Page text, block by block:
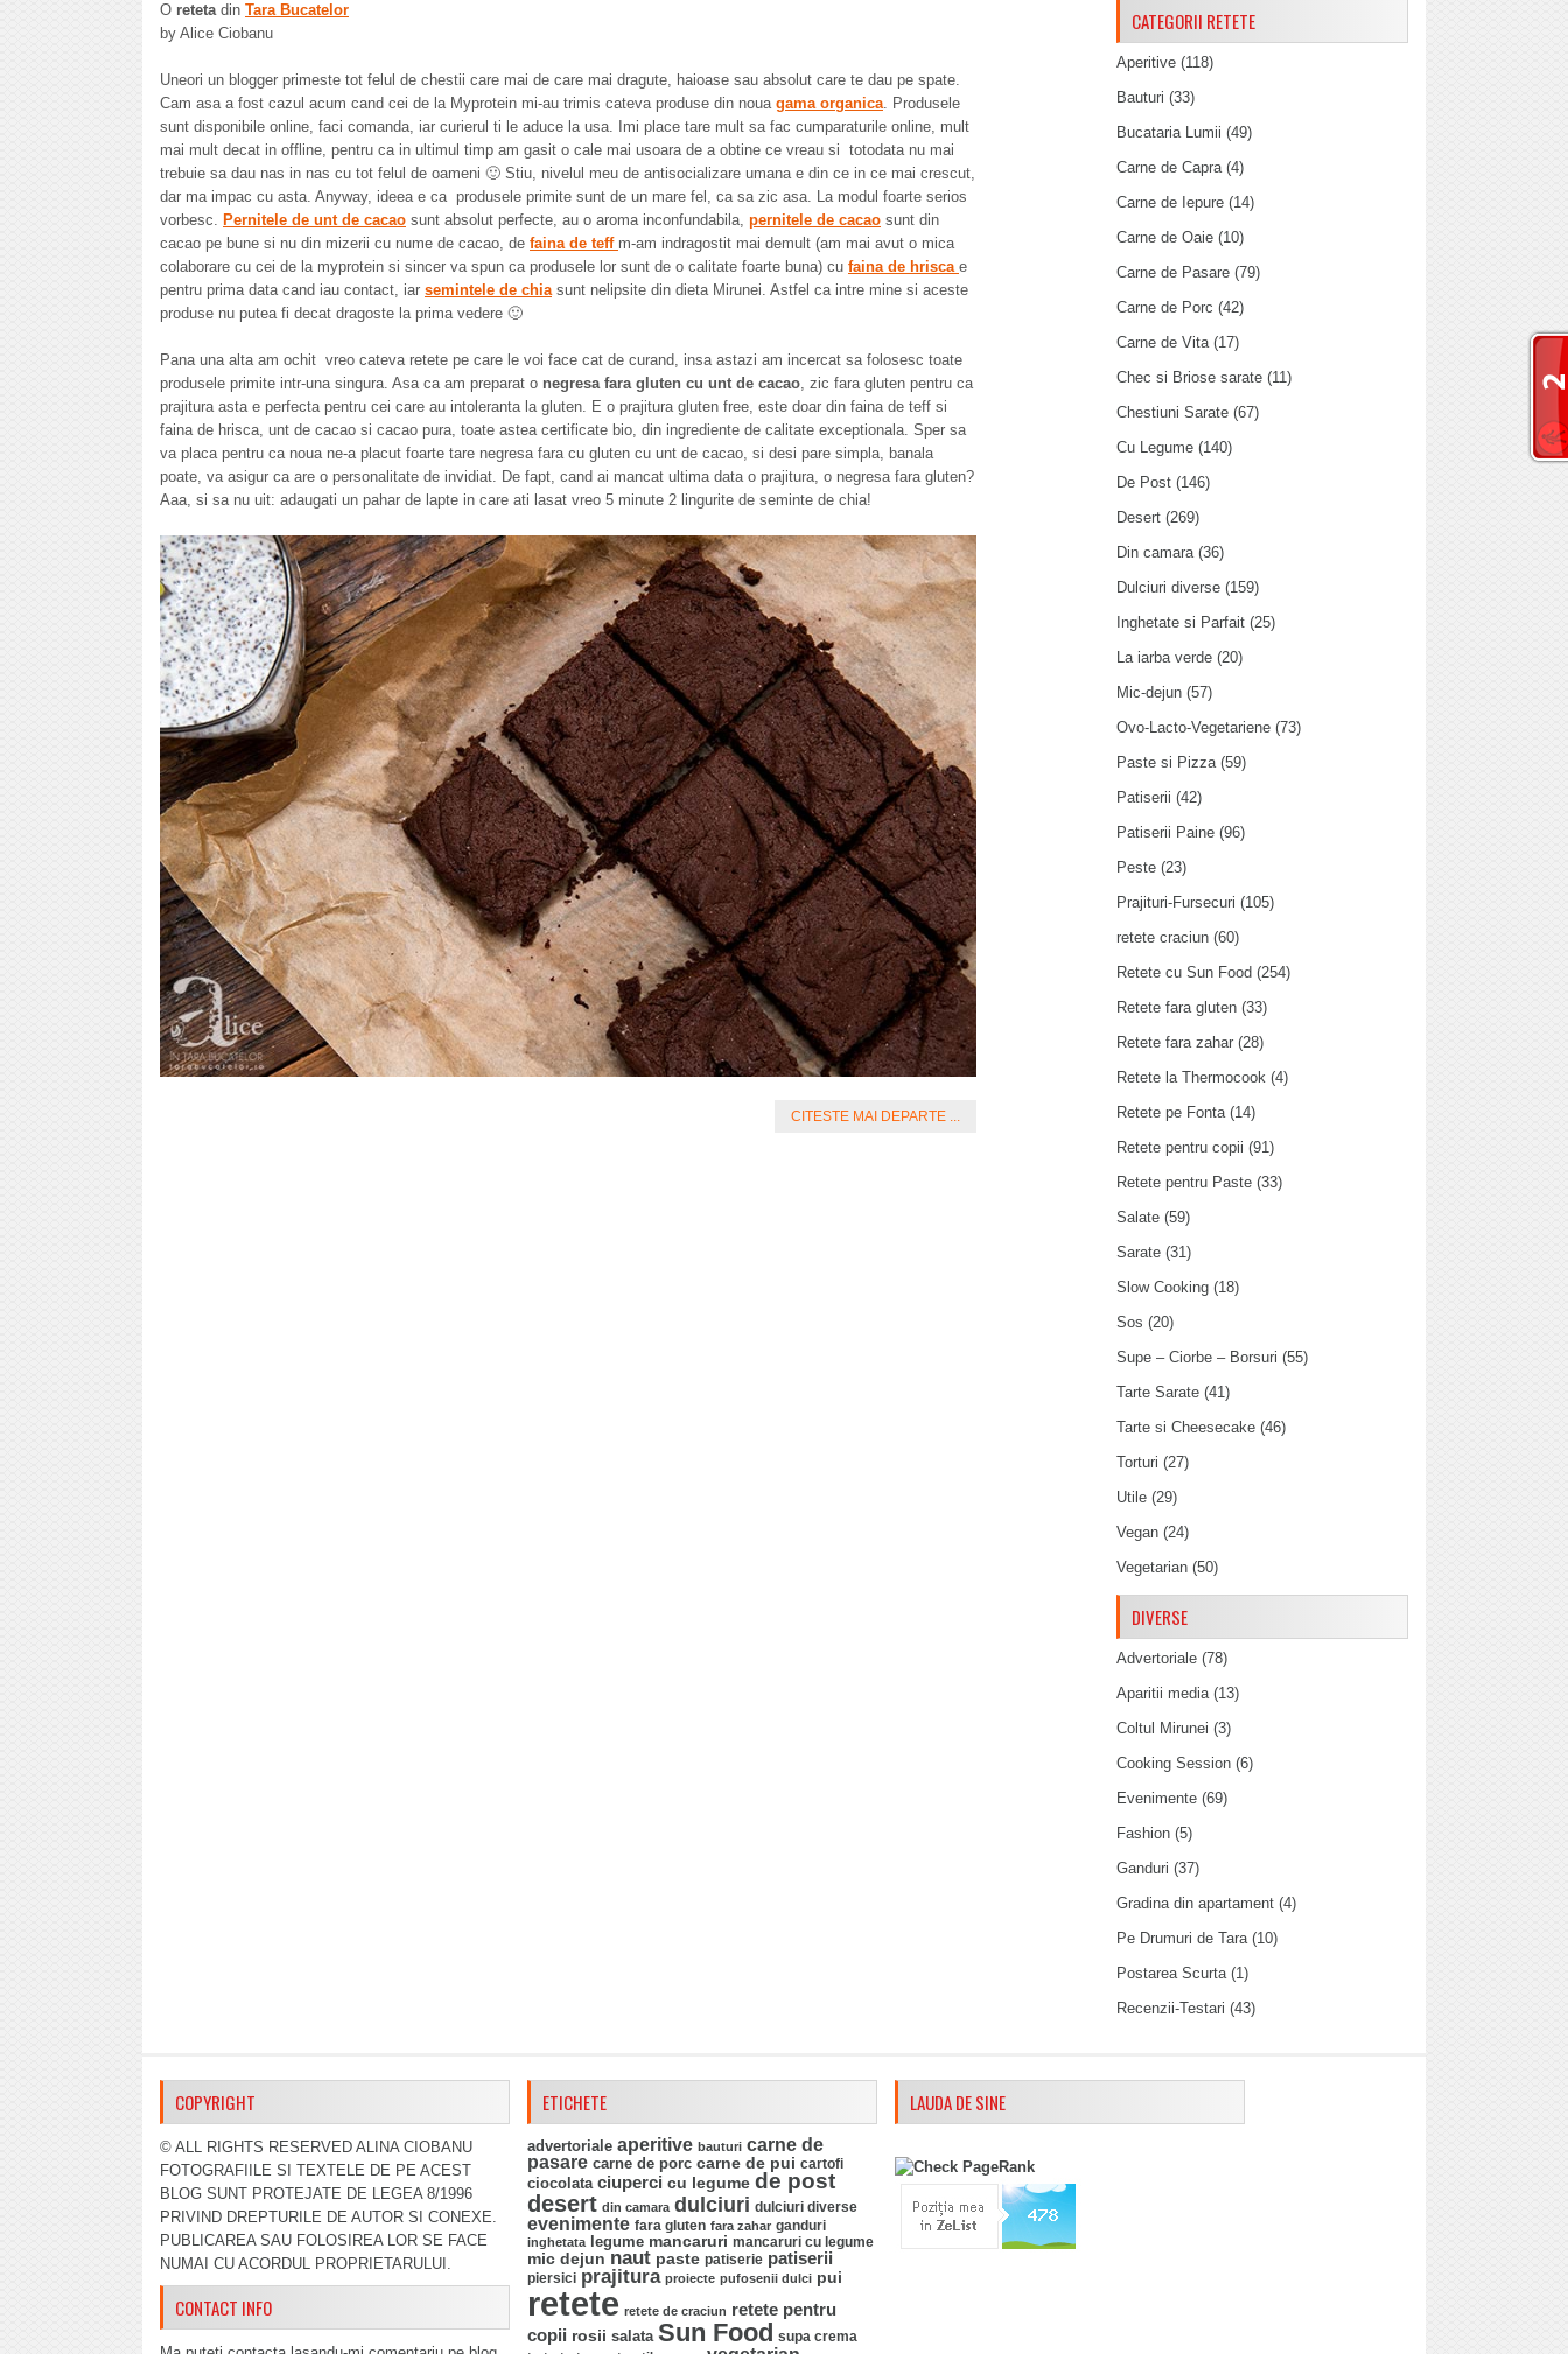
O retetadin Tara Bucatelor
by Alice Ciobanu
Uneori un blogger primeste tot felul de chestii care mai de care mai dragute, haioase sau absolut care te dau pe spate.
Cam asa a fost cazul acum cand cei de la Myprotein mi-au trimis cateva produse din noua gama organica. Produsele
sunt disponibile online, faci comanda, iar curierul ti le aduce la usa. Imi place tare mult sa fac cumparaturile online, mult
mai mult decat in offline, pentru ca in ultimul timp am gasit o cale mai usoara de a obtine ce vreau si totodata nu mai
trebuie sa dau nas in nas cu tot felul de oameni 🙂 Stiu, nivelul meu de antisocializare umana e din ce in ce mai crescut,
dar ma impac cu asta. Anyway, ideea e ca produsele primite sunt de un mare fel, ca sa zic asa. La modul foarte serios
vorbesc. Pernitele de unt de cacao sunt absolut perfecte, au o aroma inconfundabila, pernitele de cacao sunt din
cacao pe bune si nu din mizerii cu nume de cacao, de faina de teff m-am indragostit mai demult (am mai avut o mica
colaborare cu cei de la myprotein si sincer va spun ca produsele lor sunt de o calitate foarte buna) cu faina de hrisca e
pentru prima data cand iau contact, iar semintele de chiasunt nelipsite din dieta Mirunei. Astfel ca intre mine si aceste
produse nu putea fi decat dragoste la prima vedere 🙂
Pana una alta am ochit vreo cateva retete pe care le voi face cat de curand, insa astazi am incercat sa folosesc toate
produsele primite intr-una singura. Asa ca am preparat o negresa fara gluten cu unt de cacao, zic fara gluten pentru ca
prajitura asta e perfecta pentru cei care au intoleranta la gluten. E o prajitura gluten free, este doar din faina de teff si
faina de hrisca, unt de cacao si cacao pura, toate astea certificate bio, din ingrediente de calitate exceptionala. Sper sa
va placa pentru ca noua ne-a placut foarte tare negresa fara cu gluten cu unt de cacao, si desi pare simpla, banala
poate, va asigur ca are o personalitate de invidiat. De fapt, cand ai mancat ultima data o prajitura, o negresa fara gluten?
Aaa, si sa nu uit: adaugati un pahar de lapte in care ati lasat vreo 5 minute 2 lingurite de seminte de chia!
CITESTE MAI DEPARTE ...
CATEGORII RETETE
Aperitive (118)
Bauturi (33)
Bucataria Lumii (49)
Carne de Capra(4)
Carne de Iepure (14)
Carne de Oaie (10)
Carne de Pasare (79)
Carne de Porc (42)
Carne de Vita(17)
Chec si Briose sarate (11)
Chestiuni Sarate (67)
Cu Legume (140)
De Post (146)
Desert (269)
Din camara(36)
Dulciuri diverse (159)
Inghetate si Parfait (25)
La iarba verde (20)
Mic-dejun (57)
Ovo-Lacto-Vegetariene (73)
Paste si Pizza(59)
Patiserii (42)
Patiserii Paine (96)
Peste (23)
Prajituri-Fursecuri (105)
retete craciun (60)
Retete cu Sun Food (254)
Retete fara gluten (33)
Retete fara zahar (28)
Retete la Thermocook (4)
Retete pe Fonta(14)
Retete pentru copii (91)
Retete pentru Paste (33)
Salate (59)
Sarate (31)
Slow Cooking (18)
Sos (20)
Supe – Ciorbe – Borsuri (55)
Tarte Sarate (41)
Tarte si Cheesecake (46)
Torturi (27)
Utile (29)
Vegan (24)
Vegetarian (50)
DIVERSE
Advertoriale (78)
Aparitii media(13)
Coltul Mirunei (3)
Cooking Session (6)
Evenimente (69)
Fashion (5)
Ganduri (37)
Gradina din apartament (4)
Pe Drumuri de Tara(10)
Postarea Scurta(1)
Recenzii-Testari (43)
COPYRIGHT
© ALL RIGHTS RESERVED ALINA CIOBANU
FOTOGRAFIILE SI TEXTELE DE PE ACEST
BLOG SUNT PROTEJATE DE LEGEA 8/1996
PRIVIND DREPTURILE DE AUTOR SI CONEXE.
PUBLICAREA SAU FOLOSIREA LOR SE FACE
NUMAI CU ACORDUL PROPRIETARULUI.
CONTACT INFO
ETICHETE
advertoriale aperitive bauturi carne de
pasare carne de porc carne de pui cartofi
ciocolata ciuperci cu legume de post
desert din camara dulciuri dulciuri diverse
evenimente fara gluten fara zahar ganduri
inghetata legume mancaruri mancaruri cu legume
mic dejun naut paste patiserie patiserii
piersici prajitura proiecte pufosenii dulci pui
retete retete de craciun retete pentru
copii rosii salata Sun Food supa crema
LAUDA DE SINE